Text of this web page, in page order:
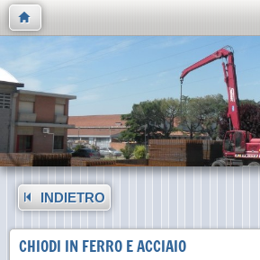
INDIETRO
CHIODI IN FERRO E ACCIAIO